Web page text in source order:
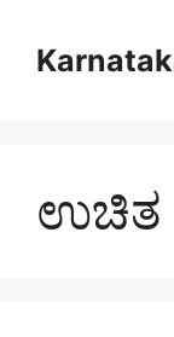
content
ಉಚಿತ